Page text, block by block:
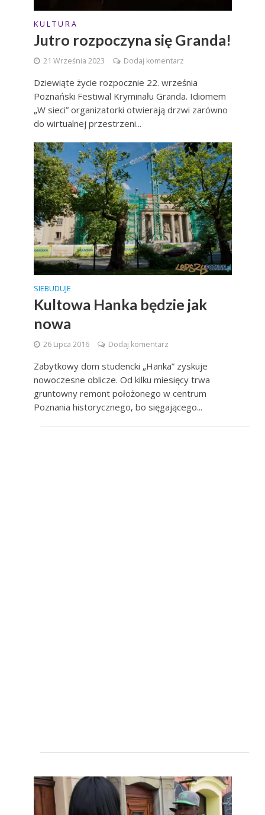
K U L T U R A
Jutro rozpoczyna się Granda!
21 Września 2023 Dodaj komentarz
Dziewiąte życie rozpocznie 22. września
Poznański Festiwal Kryminału Granda. Idiomem
„W sieci” organizatorki otwierają drzwi zarówno
do wirtualnej przestrzeni...
SIEBUDUJE
Kultowa Hanka będzie jak
nowa
26 Lipca 2016 Dodaj komentarz
Zabytkowy dom studencki „Hanka” zyskuje
nowoczesne oblicze. Od kilku miesięcy trwa
gruntowny remont położonego w centrum
Poznania historycznego, bo sięgającego...